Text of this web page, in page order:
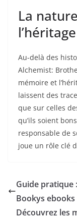
La
l’héritage
Au-delà des
Alchemist:
mémoire et
laissent des
que sur celles
qu’ils soient
responsable de
joue un rôle clé
Guide pratique
Bookys
Découvrez les